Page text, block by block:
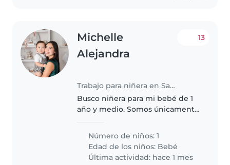
Michelle
Alejandra
Trabajo para niñera en San Salvador
13
Busco niñera para mi bebé de 1
año y medio. Somos únicamente
le encanten los niños, tenga
paciencia y quiera trabajar.
Número de niños: 1
Edad de los niños: Bebé
Última actividad: hace 1 mes